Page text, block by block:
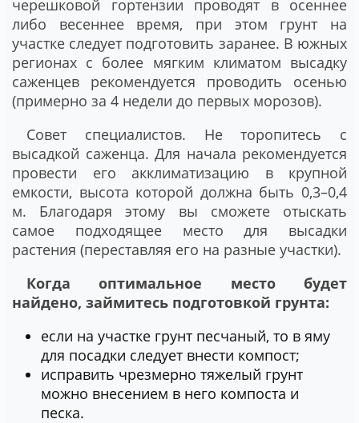
черешковой гортензии проводят в осеннее
либо весеннее время, при этом грунт на
участке следует подготовить заранее. В южных
регионах с более мягким климатом высадку
саженцев рекомендуется проводить осенью
(примерно за 4 недели до первых морозов).
Совет специалистов. Не торопитесь с
высадкой саженца. Для начала рекомендуется
провести его акклиматизацию в крупной
емкости, высота которой должна быть 0,3–0,4
м. Благодаря этому вы сможете отыскать
самое подходящее место для высадки
растения (переставляя его на разные участки).
Когда оптимальное место будет
найдено, займитесь подготовкой грунта:
если на участке грунт песчаный, то в яму
для посадки следует внести компост;
исправить чрезмерно тяжелый грунт
можно внесением в него компоста и
песка.